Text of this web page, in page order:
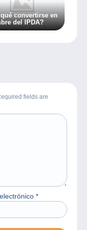
convertirse en
del IPDA?
fields are
*